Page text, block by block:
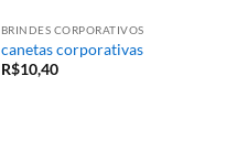
BRINDES CORPORATIVOS
canetas corporativas
R$10,40